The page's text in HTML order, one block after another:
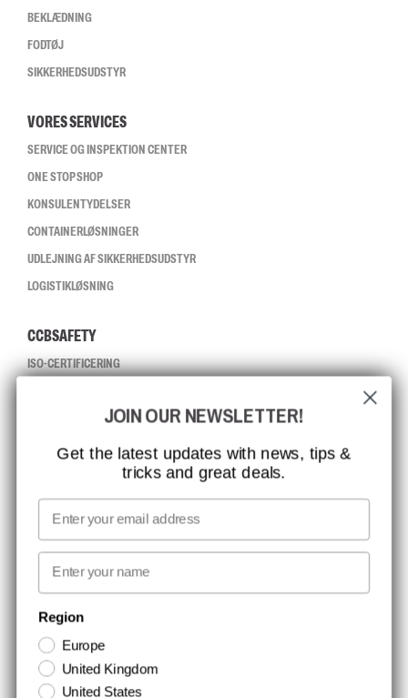
BEKLÆDNING
FODTØJ
SIKKERHEDSUDSTYR
VORES SERVICES
SERVICE OG INSPEKTION CENTER
ONE STOP SHOP
KONSULENTYDELSER
CONTAINERLØSNINGER
UDLEJNING AF SIKKERHEDSUDSTYR
LOGISTIKLØSNING
CCBSAFETY
ISO-CERTIFICERING
MISSION, VISION OG VÆRDIER
KONTAKT
JOB HOS CCBSAFETY
MEDIA
VI TAGER ANSVAR
NYHEDSBREV TILMELDING
Hold dig opdateret med gode tilbud og produktnyheder. Din e-mail
opbevares sikkert og du kan til enhver tid
JOIN OUR NEWSLETTER!
Get the latest updates with news, tips &
tricks and great deals.
Email
First name
Region
Europe
United Kingdom
United States